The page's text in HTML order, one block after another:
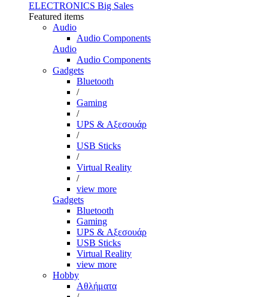
ELECTRONICS Big Sales
Featured items
Audio
Audio Components
Audio
Audio Components
Gadgets
Bluetooth
/
Gaming
/
UPS & Αξεσουάρ
/
USB Sticks
/
Virtual Reality
/
view more
Gadgets
Bluetooth
Gaming
UPS & Αξεσουάρ
USB Sticks
Virtual Reality
view more
Hobby
Αθλήματα